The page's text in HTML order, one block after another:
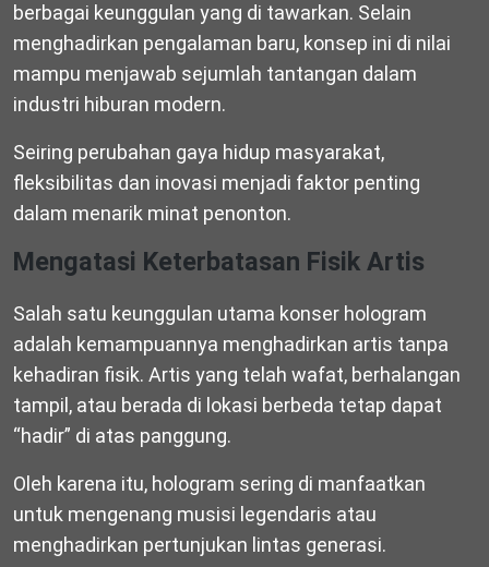
berbagai keunggulan yang di tawarkan. Selain
menghadirkan pengalaman baru, konsep ini di nilai
mampu menjawab sejumlah tantangan dalam
industri hiburan modern.
Seiring perubahan gaya hidup masyarakat,
fleksibilitas dan inovasi menjadi faktor penting
dalam menarik minat penonton.
Mengatasi Keterbatasan Fisik Artis
Salah satu keunggulan utama konser hologram
adalah kemampuannya menghadirkan artis tanpa
kehadiran fisik. Artis yang telah wafat, berhalangan
tampil, atau berada di lokasi berbeda tetap dapat
“hadir” di atas panggung.
Oleh karena itu, hologram sering di manfaatkan
untuk mengenang musisi legendaris atau
menghadirkan pertunjukan lintas generasi.